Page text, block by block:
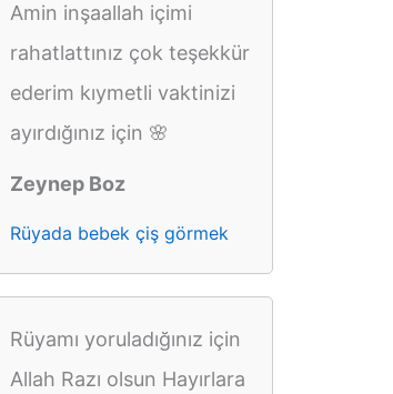
Amin inşaallah içimi
rahatlattınız çok teşekkür
ederim kıymetli vaktinizi
ayırdığınız için 🌸
Zeynep Boz
Rüyada bebek çiş görmek
Rüyamı yoruladığınız için
Allah Razı olsun Hayırlara